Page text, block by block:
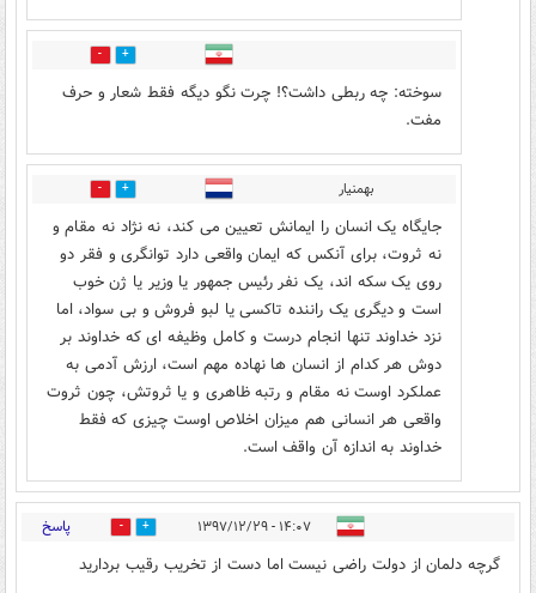
6
سوخته: چه ربطی داشت؟! چرت نگو دیگه فقط شعار و حرف
مفت.
بهمنیار 2
جایگاه یک انسان را ایمانش تعیین می کند، نه نژاد نه مقام و
نه ثروت، برای آنکس که ایمان واقعی دارد توانگری و فقر دو
روی یک سکه اند، یک نفر رئیس جمهور یا وزیر یا ژن خوب
است و دیگری یک راننده تاکسی یا لبو فروش و بی سواد، اما
نزد خداوند تنها انجام درست و کامل وظیفه ای که خداوند بر
دوش هر کدام از انسان ها نهاده مهم است، ارزش آدمی به
عملکرد اوست نه مقام و رتبه ظاهری و یا ثروتش، چون ثروت
واقعی هر انسانی هم میزان اخلاص اوست چیزی که فقط
خداوند به اندازه آن واقف است.
۱۴:۰۷ - ۱۳۹۷/۱۲/۲۹ 8 پاسخ
گرچه دلمان از دولت راضی نیست اما دست از تخریب رقیب بردارید